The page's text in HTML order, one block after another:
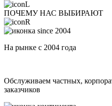
ПОЧЕМУ НАС ВЫБИРАЮТ
На рынке с 2004 года
Обслуживаем частных,
заказчиков